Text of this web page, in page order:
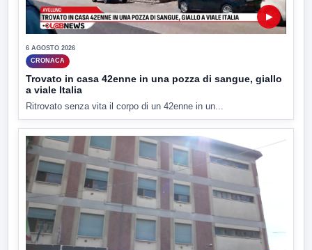
▶
6 AGOSTO 2026
CRONACA
Trovato in casa 42enne in una pozza di sangue, giallo
a viale Italia
Ritrovato senza vita il corpo di un 42enne in un...